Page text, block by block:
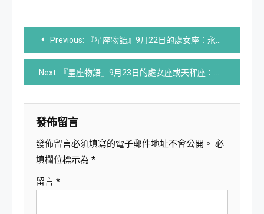
文
章
導
覽
Previous: 『星座物語』9月22日的處女座：永不停歇的人
Next: 『星座物語』9月23日的處女座或天秤座：突破者
發佈留言
發佈留言必須填寫的電子郵件地址不會公開。 必
填欄位標示為 *
留言 *